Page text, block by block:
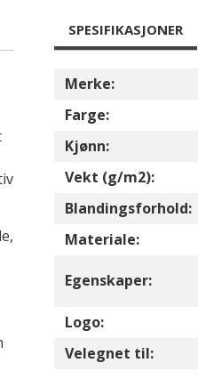
SPESIFIKASJONER
Merke:
Farge:
Kjønn:
Vekt (g/m2):
Blandingsforhold:
Materiale:
Egenskaper:
Logo:
Velegnet til: